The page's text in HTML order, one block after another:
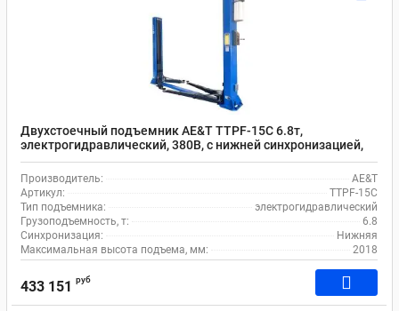
Двухстоечный подъемник AE&T TTPF-15C 6.8т,
электрогидравлический, 380В, с нижней синхронизацией,
110-2018 мм
Производитель:
AE&T
Артикул:
TTPF-15C
Тип подъемника:
электрогидравлический
Грузоподъемность, т:
6.8
Синхронизация:
Нижняя
Максимальная высота подъема, мм:
2018
433 151 руб